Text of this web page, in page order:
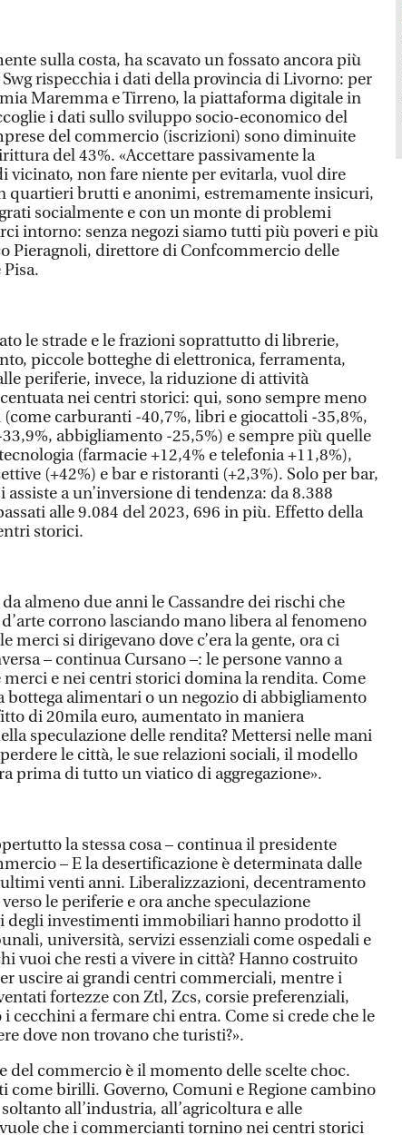
sulla costa, ha scavato un fossato ancora più
rispecchia i dati della provincia di Livorno: per
Maremma e Tirreno, la piattaforma digitale in
i dati sullo sviluppo socio-economico del
del commercio (iscrizioni) sono diminuite
del 43%. «Accettare passivamente la
vicinato, non fare niente per evitarla, vuol dire
quartieri brutti e anonimi, estremamente insicuri,
socialmente e con un monte di problemi
intorno: senza negozi siamo tutti più poveri e più
Pieragnoli, direttore di Confcommercio delle
le strade e le frazioni soprattutto di librerie,
piccole botteghe di elettronica, ferramenta,
periferie, invece, la riduzione di attività
nei centri storici: qui, sono sempre meno
carburanti -40,7%, libri e giocattoli -35,8%,
abbigliamento -25,5%) e sempre più quelle
(farmacie +12,4% e telefonia +11,8%),
(+42%) e bar e ristoranti (+2,3%). Solo per bar,
a un’inversione di tendenza: da 8.388
alle 9.084 del 2023, 696 in più. Effetto della
storici.
almeno due anni le Cassandre dei rischi che
corrono lasciando mano libera al fenomeno
merci si dirigevano dove c’era la gente, ora ci
– continua Cursano –: le persone vanno a
merci e nei centri storici domina la rendita. Come
bottega alimentari o un negozio di abbigliamento
di 20mila euro, aumentato in maniera
speculazione delle rendita? Mettersi nelle mani
le città, le sue relazioni sociali, il modello
prima di tutto un viatico di aggregazione».
la stessa cosa – continua il presidente
– E la desertificazione è determinata dalle
venti anni. Liberalizzazioni, decentramento
le periferie e ora anche speculazione
degli investimenti immobiliari hanno prodotto il
università, servizi essenziali come ospedali e
vuoi che resti a vivere in città? Hanno costruito
uscire ai grandi centri commerciali, mentre i
fortezze con Ztl, Zcs, corsie preferenziali,
cecchini a fermare chi entra. Come si crede che le
dove non trovano che turisti?».
del commercio è il momento delle scelte choc.
come birilli. Governo, Comuni e Regione cambino
all’industria, all’agricoltura e alle
che i commercianti tornino nei centri storici